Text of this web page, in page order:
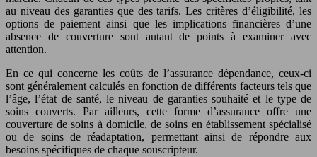
au niveau des garanties que des tarifs. Les critères d’éligibilité, les
options de paiement ainsi que les implications financières d’une
absence de couverture sont autant de points à examiner avec
attention.
En ce qui concerne les coûts de l’assurance dépendance, ceux-ci
sont généralement calculés en fonction de différents facteurs tels que
l’âge, l’état de santé, le niveau de garanties souhaité et le type de
soins couverts. Par ailleurs, cette forme d’assurance offre une
couverture de soins à domicile, de soins en établissement spécialisé
ou de soins de réadaptation, permettant ainsi de répondre aux
besoins spécifiques de chaque souscripteur.